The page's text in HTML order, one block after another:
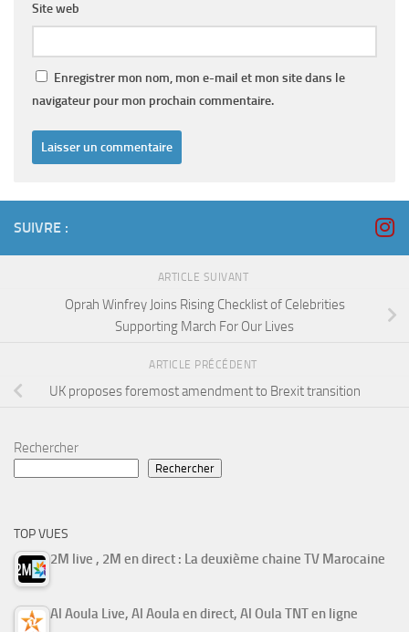
Site web
Enregistrer mon nom, mon e-mail et mon site dans le
navigateur pour mon prochain commentaire.
SUIVRE :
ARTICLE SUIVANT
Oprah Winfrey Joins Rising Checklist of Celebrities
Supporting March For Our Lives
ARTICLE PRÉCÉDENT
UK proposes foremost amendment to Brexit transition
Rechercher
Rechercher
TOP VUES
2M live , 2M en direct : La deuxième chaine TV Marocaine
Al Aoula Live, Al Aoula en direct, Al Oula TNT en ligne